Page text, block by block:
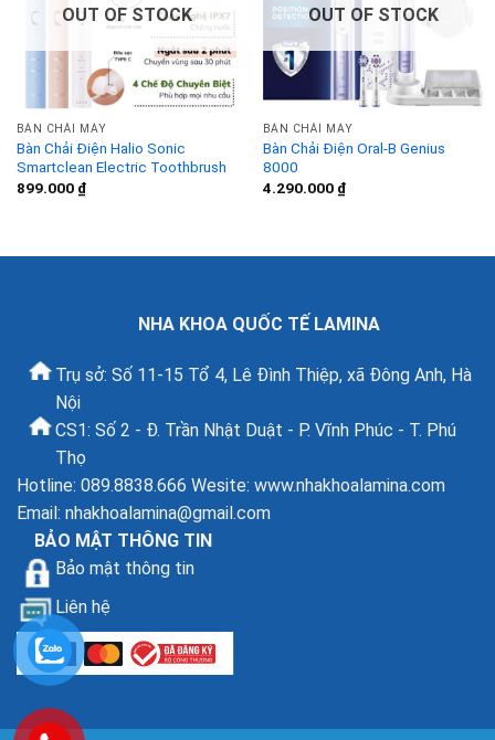
OUT OF STOCK
BÀN CHẢI MÁY
Bàn Chải Điện Halio Sonic
Smartclean Electric Toothbrush
899.000 ₫
OUT OF STOCK
BÀN CHẢI MÁY
Bàn Chải Điện Oral-B Genius
8000
4.290.000 ₫
NHA KHOA QUỐC TẾ LAMINA
Trụ sở: Số 11-15 Tổ 4, Lê Đình Thiệp, xã Đông Anh, Hà
Nội
CS1: Số 2 - Đ. Trần Nhật Duật - P. Vĩnh Phúc - T. Phú
Thọ
Hotline: 089.8838.666 Wesite: www.nhakhoalamina.com
Email: nhakhoalamina@gmail.com
BẢO MẬT THÔNG TIN
Bảo mật thông tin
Liên hệ